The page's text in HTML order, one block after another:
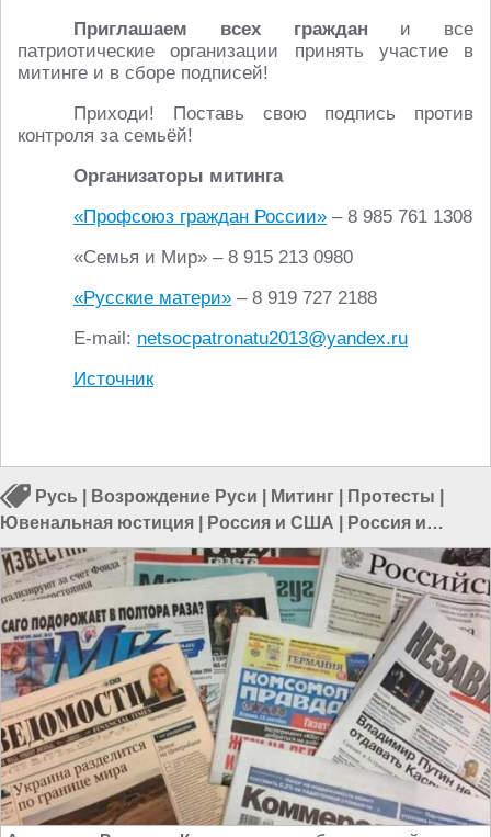
Приглашаем всех граждан и все
патриотические организации принять участие в
митинге и в сборе подписей!
Приходи! Поставь свою подпись против
контроля за семьёй!
Организаторы митинга
«Профсоюз граждан России» – 8 985 761 1308
«Семья и Мир» – 8 915 213 0980
«Русские матери» – 8 919 727 2188
E-mail: netsocpatronatu2013@yandex.ru
Источник
Русь Возрождение Руси Митинг Протесты
Ювенальная юстиция
Россия и США
Россия и
Украина